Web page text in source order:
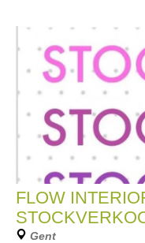
FLOW
Gent